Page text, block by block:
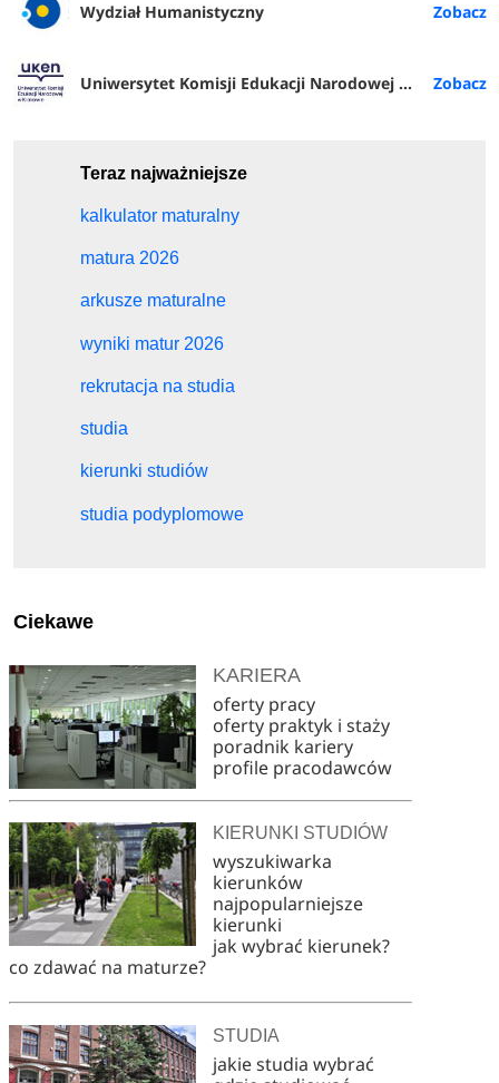
Wydział Humanistyczny
Uniwersytet Komisji Edukacji Narodowej w Krakowie
Teraz najważniejsze
kalkulator maturalny
matura 2026
arkusze maturalne
wyniki matur 2026
rekrutacja na studia
studia
kierunki studiów
studia podyplomowe
Ciekawe
KARIERA
oferty pracy
oferty praktyk i staży
poradnik kariery
profile pracodawców
KIERUNKI STUDIÓW
wyszukiwarka
kierunków
najpopularniejsze
kierunki
jak wybrać kierunek?
co zdawać na maturze?
STUDIA
jakie studia wybrać